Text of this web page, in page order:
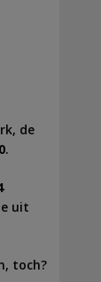
de
.
uit
toch?